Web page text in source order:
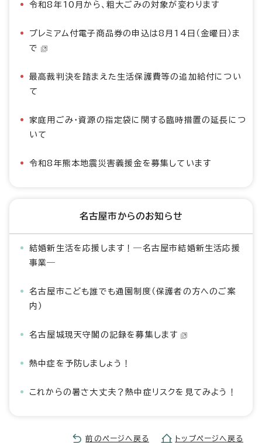
令和8年10月から、粗大ごみの対象が変わります
プレミアム付電子商品券の申込は8月14日（金曜日）ま
で
最高裁判決を踏まえた生活保護費等の追加給付につい
て
家庭用ごみ・資源の指定袋に関する臨時措置の延長につ
いて
令和8年熊本地震災害義援金を募集しています
名古屋市からのお知らせ
結婚新生活を応援します！―名古屋市結婚新生活応援
事業―
名古屋市こども誰でも通園制度（保護者の方へのご案
内）
名古屋城現天守閣の記録を募集します
熱中症を予防しましょう！
これからの暑さ大丈夫？熱中症リスクを見てみよう！
前のページへ戻る トップページへ戻る